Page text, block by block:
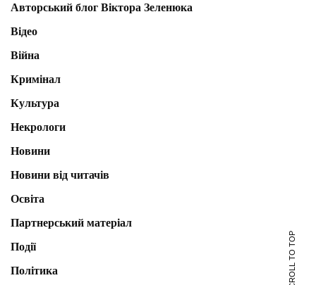
Авторський блог Віктора Зеленюка
Відео
Війна
Кримінал
Культура
Некрологи
Новини
Новини від читачів
Освіта
Партнерський матеріал
Події
Політика
SCROLL TO TOP